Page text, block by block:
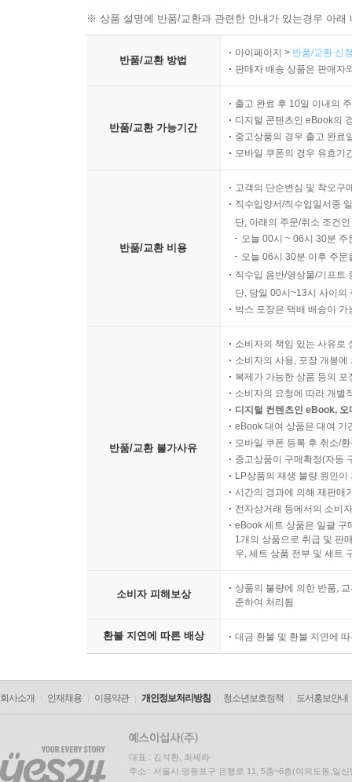
※ 상품 설명에 반품/교환과 관련한 안내가 있는경우 아
반품/교환 방법
마이페이지 > 반품/교환 신
판매자 배송 상품은 판매자
반품/교환 가능기간
출고 완료 후 10일 이내의
디지털 콘텐츠인 eBook의
중고상품의 경우 출고 완료
모바일 쿠폰의 경우 유효기
반품/교환 비용
고객의 단순변심 및 착오구
직수입양서/직수입일서중
단, 아래의 주문/취소 조건
오늘 00시 ~ 06시 30분
오늘 06시 30분 이후 주
직수입 음반/영상물/기프트
단, 당일 00시~13시 사이의
박스 포장은 택배 배송이
반품/교환 불가사유
소비자의 책임 있는 사유로
소비자의 사용, 포장 개봉
복제가 가능한 상품 등의
소비자의 요청에 따라 개별
디지털 컨텐츠인 eBook,
eBook 대여 상품은 대여 기
모바일 쿠폰 등록 후 취소/
중고상품이 구매확정(자동
LP상품의 재생 불량 원인
시간의 경과에 의해 재판매
전자상거래 등에서의 소비
eBook 세트 상품은 일괄 구
1개의 상품으로 취급 및 판
우, 세트 상품 전부 및 세트
소비자 피해보상
상품의 불량에 의한 반품,
준하여 처리됨
환불 지연에 따른 배상 대금 환불 및 환불 지연에
회사소개 인재채용 이용약관 개인정보처리방침 청소년보호정책 도서홍보안내
대표 : 김석환, 최세라
주소 : 서울시 영등포구 은행로 11, 5층~6층(여의도동,일신